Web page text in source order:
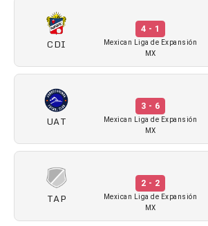
CDI
4 - 1
Mexican Liga de Expansión
MX
UAT
3 - 6
Mexican Liga de Expansión
MX
TAP
2 - 2
Mexican Liga de Expansión
MX